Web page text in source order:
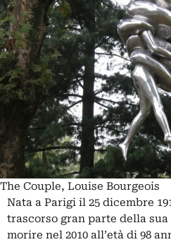
The Couple, Louise Bourgeois
Nata a Parigi il 25 dicembre
trascorso gran parte della
morire nel 2010 all’età di 98